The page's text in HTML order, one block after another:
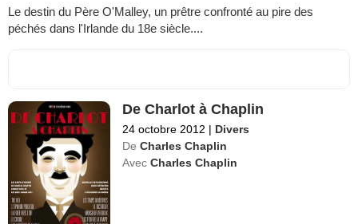
Le destin du Père O'Malley, un prêtre confronté au pire des
péchés dans l'Irlande du 18e siècle....
De Charlot à Chaplin
24 octobre 2012 | Divers
De Charles Chaplin
Avec Charles Chaplin